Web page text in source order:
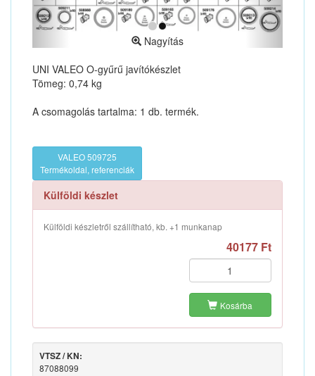
Nagyítás
UNI VALEO O-gyűrű javítókészlet
Tömeg: 0,74 kg
A csomagolás tartalma: 1 db. termék.
VALEO 509725
Termékoldal, referenciák
Külföldi készlet
Külföldi készletről szállítható, kb. +1 munkanap
40177 Ft
Kosárba
VTSZ / KN:
87088099